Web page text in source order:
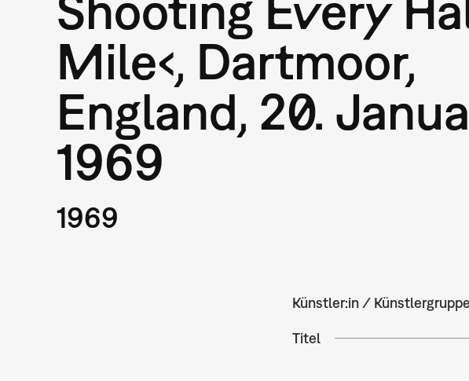
Mile‹, Dartmoor,
England, 20.
1969
1969
Künstler:in / Künstlergruppe
Titel